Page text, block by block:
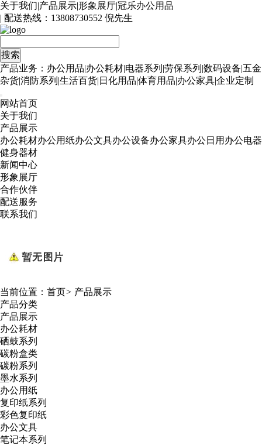
关于我们|产品展示|形象展厅|冠乐办公用品
| 配送热线： 13808730552 倪先生
产品业务：办公用品|办公耗材|电器系列|劳保系列|数码设备|五金
杂货|消防系列|生活百货|日化用品|体育用品|办公家具|企业定制
网站首页
关于我们
产品展示
办公耗材办公用纸办公文具办公设备办公家具办公日用 办公电器
健身器材
新闻中心
形象展厅
合作伙伴
配送服务
联系我们
当前位置： 首页> 产品展示
产品分类
产品展示
办公耗材
硒鼓系列
碳粉盒类
碳粉系列
墨水系列
办公用纸
复印纸系列
彩色复印纸
办公文具
笔记本系列